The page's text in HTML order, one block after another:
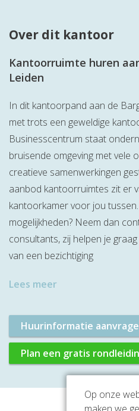
Over dit kantoor
Kantoorruimte huren
Leiden
In dit kantoorpand aan de
met trots een geweldige
Businesscentrum staat
bruisende omgeving met vele
creatieve samenwerkingen
aanbod kantoorruimtes zit er
kantoorkamer voor jou
mogelijkheden? Neem dan
consultants, zij helpen je
van een bezichtiging
Lees meer
Huurinformatie
Plan een gratis
Op onze
maken we